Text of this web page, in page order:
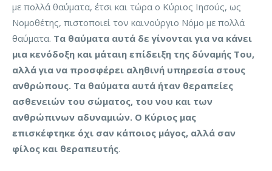
με πολλά θαύματα, έτσι και τώρα ο Κύριος Ιησούς, ως
Νομοθέτης, πιστοποιεί τον καινούργιο Νόμο με πολλά
θαύματα. Τα θαύματα αυτά δε γίνονται για να κάνει
μια κενόδοξη και μάταιη επίδειξη της δύναμής Του,
αλλά για να προσφέρει αληθινή υπηρεσία στους
ανθρώπους. Τα θαύματα αυτά ήταν θεραπείες
ασθενειών του σώματος, του νου και των
ανθρώπινων αδυναμιών. Ο Κύριος μας
επισκέφτηκε όχι σαν κάποιος μάγος, αλλά σαν
φίλος και θεραπευτής.